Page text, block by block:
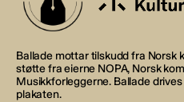
Ballade mottar tilskudd fra Norsk
støtte fra eierne NOPA, Norsk
Musikkforleggerne. Ballade
plakaten.